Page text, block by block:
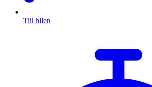
Till bilen